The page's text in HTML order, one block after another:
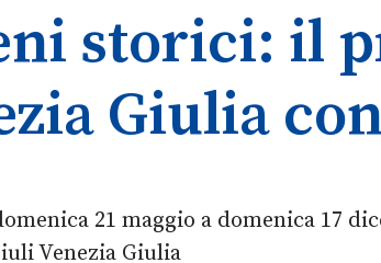
storici: il
Giulia
21 maggio a domenica 17
Venezia Giulia